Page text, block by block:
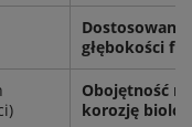
głębokości
Obojętność
korozję